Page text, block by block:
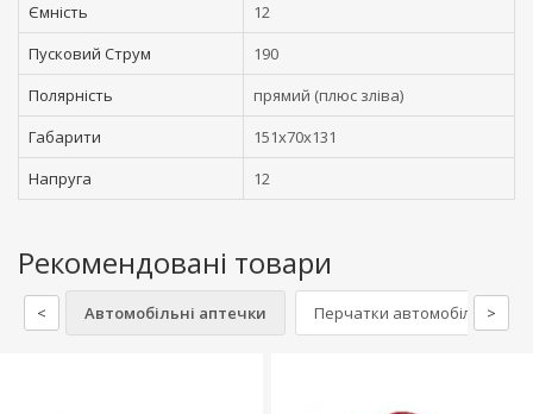
Ємність
12
Пусковий Струм
190
Полярність
прямий (плюс зліва)
Габарити
151x70x131
Напруга
12
Рекомендовані товари
< Автомобільні аптечки Перчатки автомобільні>